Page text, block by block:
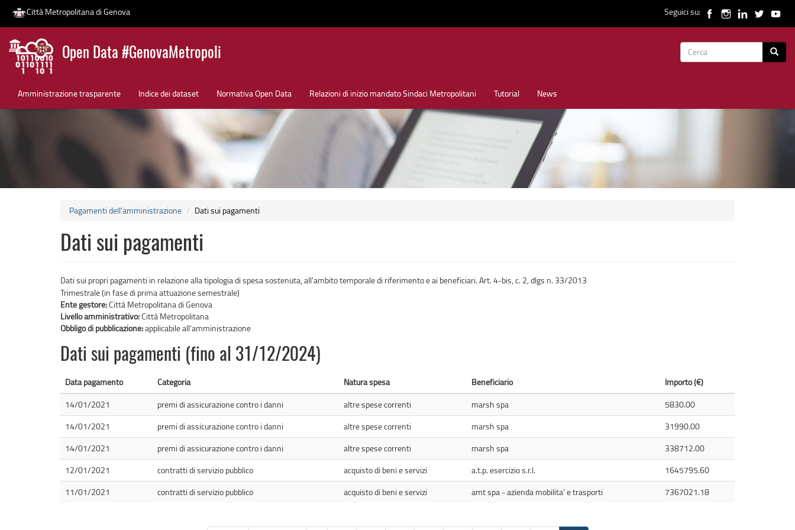
Salta
contenuto
Città Metropolitana di Genova Seguici su:
Open Data #GenovaMetropoli
Form
Amministrazione trasparente Indice dei dataset Normativa Open Data Relazioni di inizio mandato Sindaci Metropolitani Tutorial News
News
Pagamenti dell'amministrazione Dati sui pagamenti
Dati sui pagamenti
Dati sui propri pagamenti in relazione alla tipologia di spesa sostenuta, all'ambito temporale di riferimento e ai beneficiari. Art. 4-bis, c. 2, dlgs n. 33/2013
Trimestrale (in fase di prima attuazione semestrale)
Ente gestore:Città Metropolitana di Genova
Livello amministrativo:Città Metropolitana
Obbligo di pubblicazione:applicabile all'amministrazione
Dati sui pagamenti (fino al 31/12/2024)
Data pagamento Categoria Natura spesa Beneficiario
Importo (€)
14/01/2021
premi di assicurazione contro i danni altre spese correnti marsh spa
5830.00
14/01/2021
premi di assicurazione contro i danni altre spese correnti marsh spa
31990.00
14/01/2021
premi di assicurazione contro i danni altre spese correnti marsh spa
338712.00
12/01/2021
contratti di servizio pubblico acquisto di beni e servizi a.t.p. esercizio s.r.l.
1645795.60
11/01/2021
contratti di servizio pubblico acquisto di beni e servizi amt spa - azienda mobilita' e trasporti 7367021.18